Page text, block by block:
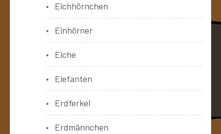
Eichhörnchen
Einhörner
Elche
Elefanten
Erdferkel
Erdmännchen